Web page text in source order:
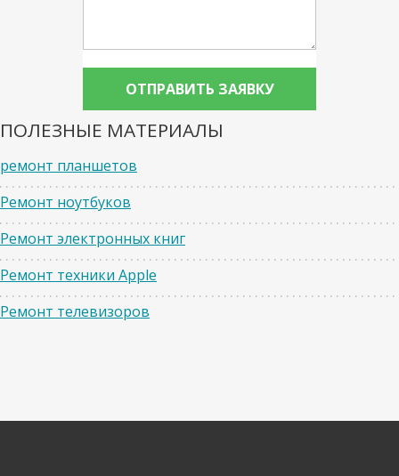
ПОЛЕЗНЫЕ МАТЕРИАЛЫ
ремонт планшетов
Ремонт ноутбуков
Ремонт электронных книг
Ремонт техники Apple
Ремонт телевизоров